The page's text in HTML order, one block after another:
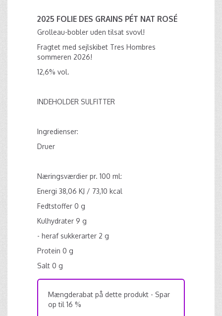
2025 FOLIE DES GRAINS PÉT NAT ROSÉ
Grolleau-bobler uden tilsat svovl!
Fragtet med sejlskibet Tres Hombres
sommeren 2026!
12,6% vol.
INDEHOLDER SULFITTER
Ingredienser:
Druer
Næringsværdier pr. 100 ml:
Energi 38,06 KJ / 73,10 kcal
Fedtstoffer 0 g
Kulhydrater 9 g
- heraf sukkerarter 2 g
Protein 0 g
Salt 0 g
Mængderabat på dette produkt - Spar
op til 16 %